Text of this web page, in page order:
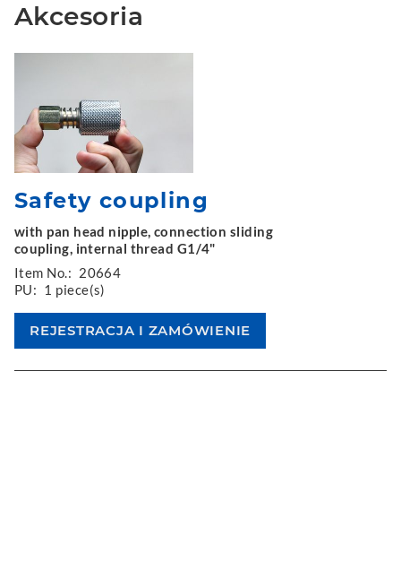
Akcesoria
Safety coupling
with pan head nipple, connection sliding
coupling, internal thread G1/4"
Item No.: 20664
PU: 1 piece(s)